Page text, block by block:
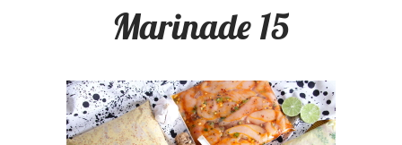
Marinade 15